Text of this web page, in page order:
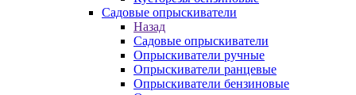
Садовые опрыскиватели
Назад
Садовые опрыскиватели
Опрыскиватели ручные
Опрыскиватели ранцевые
Опрыскиватели бензиновые